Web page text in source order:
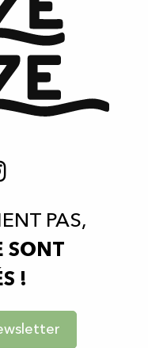
PAS,
SONT
!